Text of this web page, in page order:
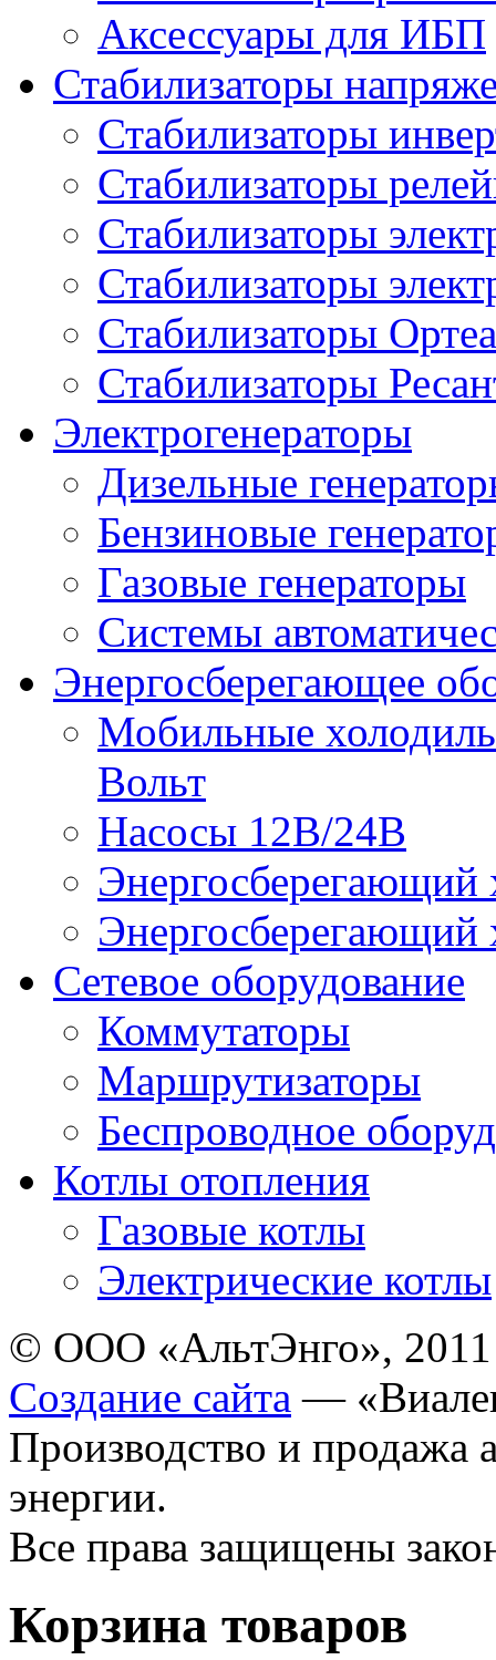
Аксессуары для ИБП
Стабилизаторы
Стабилизаторы
Стабилизаторы
Стабилизаторы
Стабилизаторы
Стабилизаторы Ортеа
Стабилизаторы
Электрогенераторы
Дизельные
Бензиновые
Газовые генераторы
Системы
Энергосберегающее
Мобильные
Вольт
Насосы 12В/24В
Энергосберегающий
Энергосберегающий
Сетевое оборудование
Коммутаторы
Маршрутизаторы
Беспроводное
Котлы отопления
Газовые котлы
Электрические котлы
© ООО «АльтЭнго», 2011
Создание сайта —
Производство и продажа
энергии.
Все права защищены
Корзина товаров